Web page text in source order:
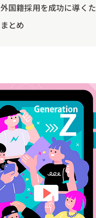
外国籍採用を成功に導く
まとめ